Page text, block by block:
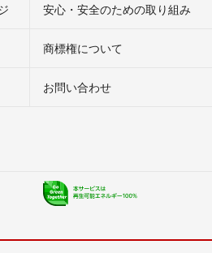
安心・安全のための取り組み
商標権について
お問い合わせ